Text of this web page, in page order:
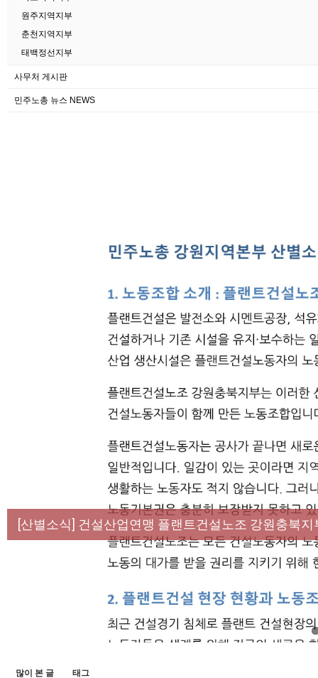
원주지역지부
춘천지역지부
태백정선지부
사무처 게시판
민주노총 뉴스 NEWS
[성명] 막을 수 있었던 죽음, HL만도가 책임져라 : 청
[산별소식] 건설산업연맹 플랜트건설노조 강원충북지
[강릉,속초,원주,춘천] 폭염감시단 사업 이모저모
[조합원☆인터뷰] 서비스연맹 전국학교비정규직노동
[본부소식] 강원지역 노동자 합창단 모임
많이 본 글 태그